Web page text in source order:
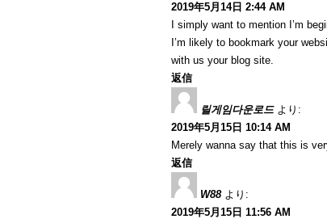
2019年5月14日 2:44 AM
I simply want to mention I’m
I’m likely to bookmark your
with us your blog site.
返信
릴게임다운로드 より:
2019年5月15日 10:14 AM
Merely wanna say that this is
返信
W88 より:
2019年5月15日 11:56 AM